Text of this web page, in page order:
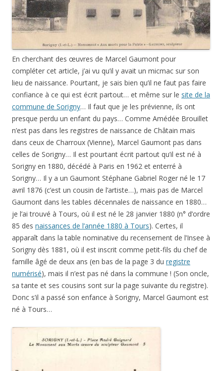
En cherchant des œuvres de Marcel Gaumont pour
compléter cet article, j’ai vu qu’il y avait un micmac sur son
lieu de naissance. Pourtant, je sais bien qu’il ne faut pas faire
confiance à ce qui est écrit partout… et même sur le site de la
commune de Sorigny… Il faut que je les prévienne, ils ont
presque perdu un enfant du pays… Comme Amédée Brouillet
n’est pas dans les registres de naissance de Châtain mais
dans ceux de Charroux (Vienne), Marcel Gaumont pas dans
celles de Sorigny… Il est pourtant écrit partout qu’il est né à
Sorigny en 1880, décédé à Paris en 1962 et enterré à
Sorigny… Il y a un Gaumont Stéphane Gabriel Roger né le 17
avril 1876 (c’est un cousin de l’artiste…), mais pas de Marcel
Gaumont dans les tables décennales de naissance en 1880…
je l’ai trouvé à Tours, où il est né le 28 janvier 1880 (n° d’ordre
85 des naissances de l’année 1880 à Tours). Certes, il
apparaît dans la table nominative du recensement de l’Insee à
Sorigny dès 1881, où il est inscrit comme petit-fils du chef de
famille âgé de deux ans (en bas de la page 3 du registre
numérisé), mais il n’est pas né dans la commune ! (Son oncle,
sa tante et ses cousins sont sur la page suivante du registre).
Donc s’il a passé son enfance à Sorigny, Marcel Gaumont est
né à Tours…